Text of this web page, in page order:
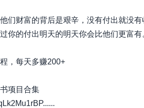
们财富的背后是艰辛，没有付出就没有
你的付出明天的明天你会比他们更富有
，每天多赚200+
项目合集